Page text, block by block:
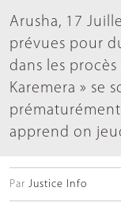
Arusha, 17
prévues pour
dans les procès
Karemera » se
apprend on
Par Justice Info